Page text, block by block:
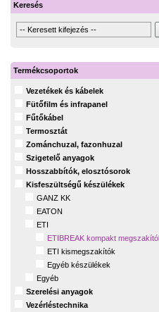
Keresés
Termékcsoportok
Vezetékek és kábelek
Fütőfilm és infrapanel
Fűtőkábel
Termosztát
Zománchuzal, fazonhuzal
Szigetelő anyagok
Hosszabbítók, elosztósorok
Kisfeszültségű készülékek
GANZ KK
EATON
ETI
ETIBREAK kompakt
ETI kismegszakítók
Egyéb készülékek
Egyéb
Szerelési anyagok
Vezérléstechnika